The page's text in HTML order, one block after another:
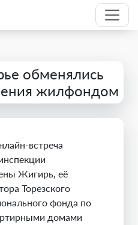
обменялись
жилфондом
встреча
Жигирь, её
Торезского
фонда по
домами